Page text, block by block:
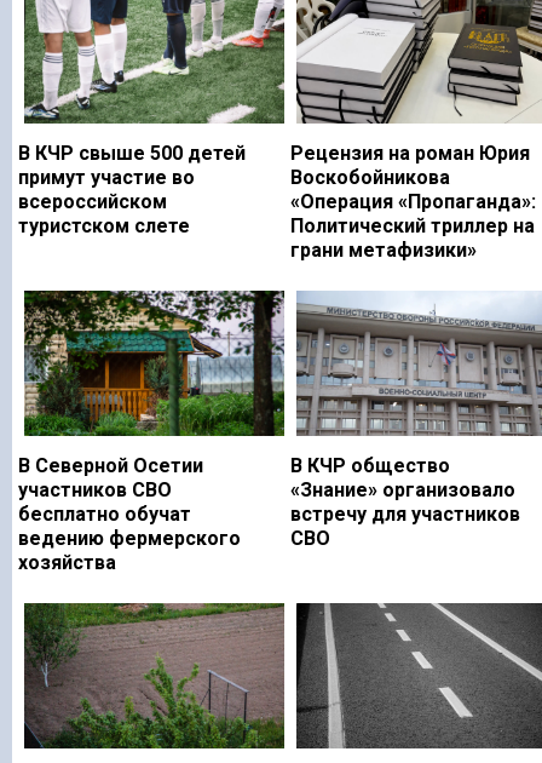
В КЧР свыше 500 детей
примут участие во
всероссийском
туристском слете
Рецензия на роман Юрия
Воскобойникова
«Операция «Пропаганда»:
Политический триллер на
грани метафизики»
В Северной Осетии
участников СВО
бесплатно обучат
ведению фермерского
хозяйства
В КЧР общество
«Знание» организовало
встречу для участников
СВО